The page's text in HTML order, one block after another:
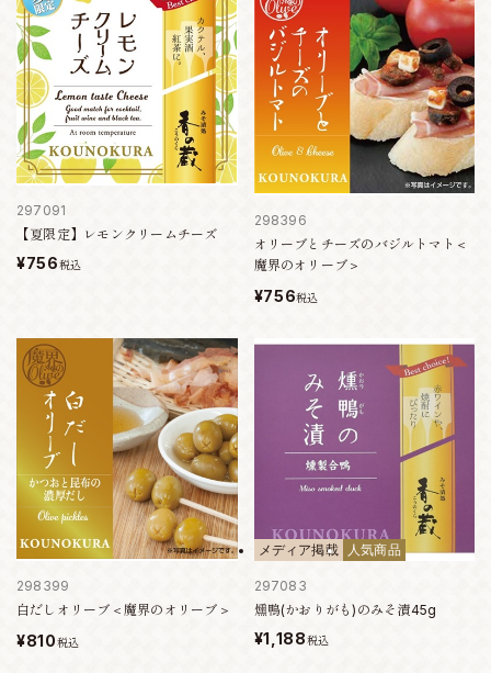
297091
【夏限定】レモンクリームチーズ
¥756税込
298396
オリーブとチーズのバジルトマト＜
魔界のオリーブ＞
¥756税込
298399
白だしオリーブ＜魔界のオリーブ＞
¥810税込
メディア掲載 人気商品
297083
燻鴨(かおりがも)のみそ漬45g
¥1,188税込